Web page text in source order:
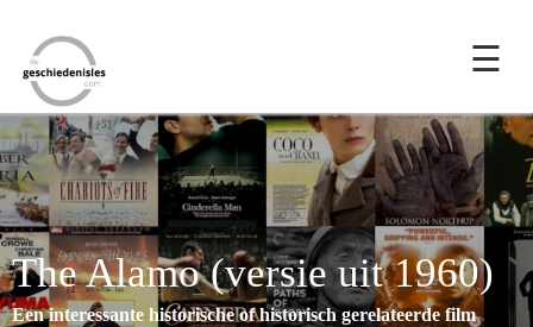
☰
The Alamo (versie uit 1960)
Een interessante historische of historisch gerelateerde film